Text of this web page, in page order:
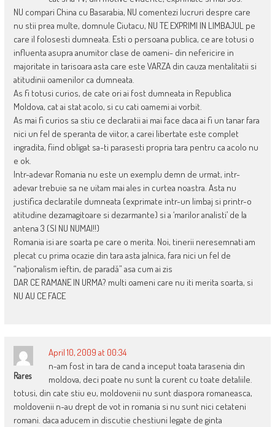
NU compari China cu Basarabia, NU comentezi lucruri despre care
nu stii prea multe, domnule Ciutacu, NU TE EXPRIMI IN LIMBAJUL pe
care il folosesti dumneata. Esti o persoana publica, ce are totusi o
influenta asupra anumitor clase de oameni- din nefericire in
majoritate in tarisoara asta care este VARZA din cauza mentalitatii si
atitudinii oamenilor ca dumneata.
As fi totusi curios, de cate ori ai fost dumneata in Republica
Moldova, cat ai stat acolo, si cu cati oamemi ai vorbit.
As mai fi curios sa stiu ce declaratii ai mai face daca ai fi un tanar fara
nici un fel de speranta de viitor, a carei libertate este complet
ingradita, fiind obligat sa-ti parasesti propria tara pentru ca acolo nu
e ok.
Intr-adevar Romania nu este un exemplu demn de urmat, intr-
adevar trebuie sa ne uitam mai ales in curtea noastra. Asta nu
justifica declaratile dumneata (exprimate intr-un limbaj si printr-o
atitudine dezamagitoare si dezarmante) si a ‘marilor analisti’ de la
antena 3 (SI NU NUMAI!!)
Romania isi are soarta pe care o merita. Noi, tinerii neresemnati am
plecat cu prima ocazie din tara asta jalnica, fara nici un fel de
“naţionalism ieftin, de paradă” asa cum ai zis
DAR CE RAMANE IN URMA? multi oameni care nu iti merita soarta, si
NU AU CE FACE
Rares
April 10, 2009 at 00:34
n-am fost in tara de cand a inceput toata tarasenia din
moldova, deci poate nu sunt la curent cu toate detaliile.
totusi, din cate stiu eu, moldovenii nu sunt diaspora romaneasca,
moldovenii n-au drept de vot in romania si nu sunt nici cetateni
romani. daca aducem in discutie chestiuni legate de ginta